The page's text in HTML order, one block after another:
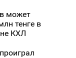
может
тенге в
КХЛ